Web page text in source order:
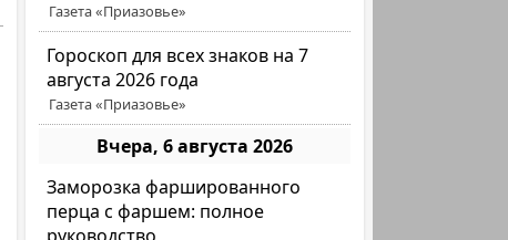
Газета «Приазовье»
Гороскоп для всех знаков на 7
августа 2026 года
Газета «Приазовье»
Вчера, 6 августа 2026
Заморозка фаршированного
перца с фаршем: полное